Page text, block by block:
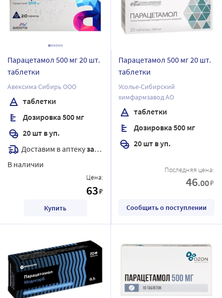
Парацетамол 500 мг 20 шт.
таблетки
Авексима Сибирь ООО
таблетки
Дозировка 500 мг
20 шт в уп.
Доставим в аптекузавтра
В наличии
Цена:
63₽
Купить
Парацетамол 500 мг 20 шт.
таблетки
Усолье-Сибирский
химфармзавод АО
таблетки
Дозировка 500 мг
20 шт в уп.
Последняя цена:
46.00₽
Сообщить о поступлении